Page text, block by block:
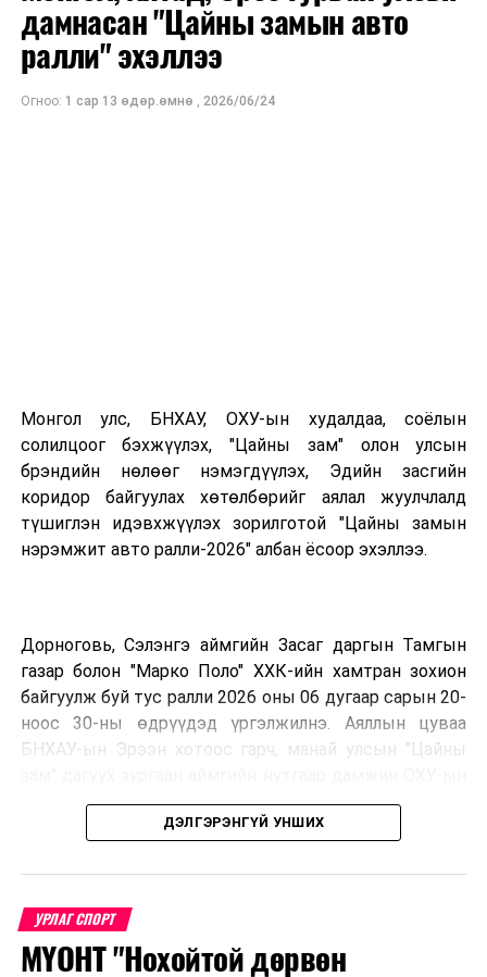
ДАРААХ МЭДЭЭ
Үер, усны ослоос сэрэмжлүүлж байна
ӨМНӨХ МЭДЭЭ
ШӨХТГ: Төмсний үнийн өсөлт нийлүүлэлтийн хомсдол
үүссэнтэй холбоотой байна
дамнасан "Цайны замын авто
ралли" эхэллээ
Огноо: 1 сар 13 өдөр.өмнө , 2026/06/24
Монгол улс, БНХАУ, ОХУ-ын худалдаа, соёлын
солилцоог бэхжүүлэх, "Цайны зам" олон улсын
брэндийн нөлөөг нэмэгдүүлэх, Эдийн засгийн
коридор байгуулах хөтөлбөрийг аялал жуулчлалд
түшиглэн идэвхжүүлэх зорилготой "Цайны замын
нэрэмжит авто ралли-2026" албан ёсоор эхэллээ.
Дорноговь, Сэлэнгэ аймгийн Засаг даргын Тамгын
газар болон "Марко Поло" ХХК-ийн хамтран зохион
байгуулж буй тус ралли 2026 оны 06 дугаар сарын 20-
ноос 30-ны өдрүүдэд үргэлжилнэ. Аяллын цуваа
БНХАУ-ын Эрээн хотоос гарч, манай улсын "Цайны
Улаан-Үд хотноо барианд орох маршруттай бөгөөд
улс тус бүрээс авто спорт сонирхогч тамирчдын 10
хэвлэл мэдээллийн төлөөлөл оролцож байна.
ДЭЛГЭРЭНГҮЙ УНШИХ
УРЛАГ СПОРТ
МҮОНТ "Нохойтой дөрвөн